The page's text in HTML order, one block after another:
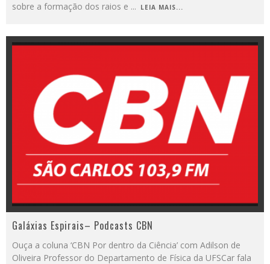
sobre a formação dos raios e ... LEIA MAIS...
Galáxias Espirais– Podcasts CBN
Ouça a coluna ‘CBN Por dentro da Ciência’ com Adilson de
Oliveira Professor do Departamento de Física da UFSCar fala